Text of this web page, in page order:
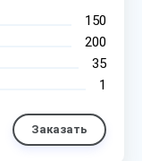
150
200
35
1
Заказать